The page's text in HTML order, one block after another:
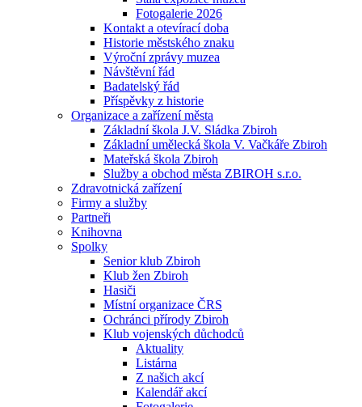
Fotogalerie 2026
Kontakt a otevírací doba
Historie městského znaku
Výroční zprávy muzea
Návštěvní řád
Badatelský řád
Příspěvky z historie
Organizace a zařízení města
Základní škola J.V. Sládka Zbiroh
Základní umělecká škola V. Vačkáře Zbiroh
Mateřská škola Zbiroh
Služby a obchod města ZBIROH s.r.o.
Zdravotnická zařízení
Firmy a služby
Partneři
Knihovna
Spolky
Senior klub Zbiroh
Klub žen Zbiroh
Hasiči
Místní organizace ČRS
Ochránci přírody Zbiroh
Klub vojenských důchodců
Aktuality
Listárna
Z našich akcí
Kalendář akcí